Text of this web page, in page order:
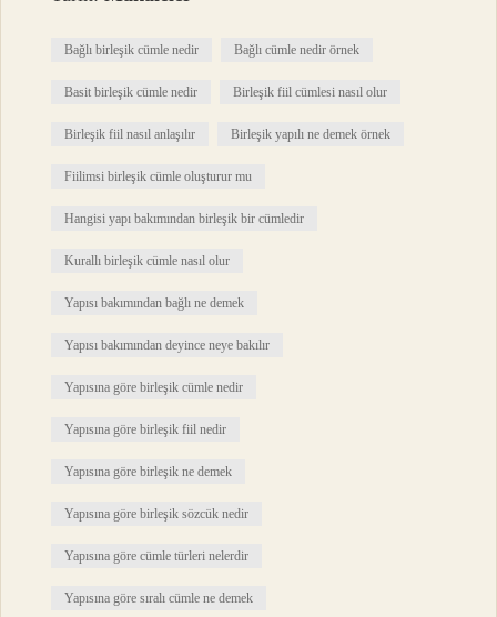
Bağlı birleşik cümle nedir Bağlı cümle nedir örnek
Basit birleşik cümle nedir Birleşik fiil cümlesi nasıl olur
Birleşik fiil nasıl anlaşılır Birleşik yapılı ne demek örnek
Fiilimsi birleşik cümle oluşturur mu
Hangisi yapı bakımından birleşik bir cümledir
Kurallı birleşik cümle nasıl olur
Yapısı bakımından bağlı ne demek
Yapısı bakımından deyince neye bakılır
Yapısına göre birleşik cümle nedir
Yapısına göre birleşik fiil nedir
Yapısına göre birleşik ne demek
Yapısına göre birleşik sözcük nedir
Yapısına göre cümle türleri nelerdir
Yapısına göre sıralı cümle ne demek